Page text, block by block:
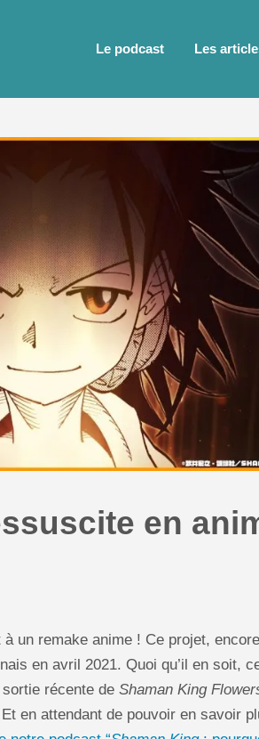
Le podcast Les
en
un remake anime ! Ce projet,
en avril 2021. Quoi qu’il en soit,
récente de Shaman King
en attendant de pouvoir en savoir